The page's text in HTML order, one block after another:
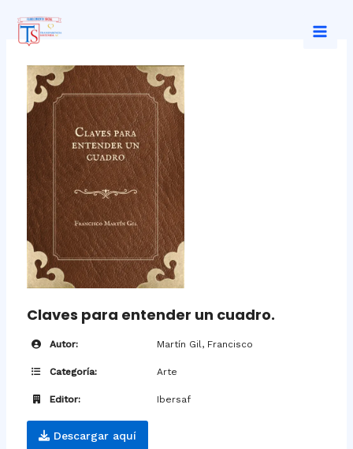
contenido
Claves para entender un cuadro.
Autor: Martín Gil, Francisco
Categoría: Arte
Editor: Ibersaf
Descargar aquí